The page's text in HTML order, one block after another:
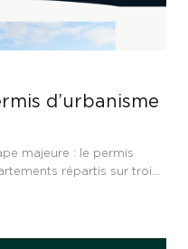
d’urbanisme
majeure : le permis
répartis sur trois